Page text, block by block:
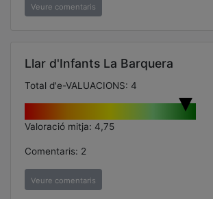
Veure comentaris
Llar d'Infants La Barquera
Total d'e-VALUACIONS: 4
Valoració mitja: 4,75
Comentaris: 2
Veure comentaris